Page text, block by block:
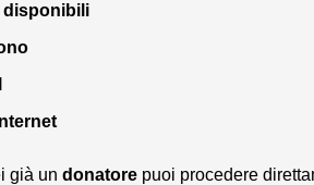
disponibili
già un donatore puoi procedere